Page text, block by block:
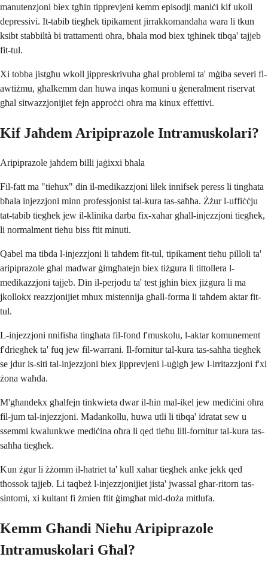
manutenzjoni biex tgħin tipprevjeni kemm episodji maniċi kif ukoll
depressivi. It-tabib tiegħek tipikament jirrakkomandaha wara li tkun
ksibt stabbiltà bi trattamenti oħra, bħala mod biex tgħinek tibqa' tajjeb
fit-tul.
Xi tobba jistgħu wkoll jippreskrivuha għal problemi ta' mġiba severi fl-
awtiżmu, għalkemm dan huwa inqas komuni u ġeneralment riservat
għal sitwazzjonijiet fejn approċċi oħra ma kinux effettivi.
Kif Jaħdem Aripiprazole Intramuskolari?
Aripiprazole jaħdem billi jaġixxi bħala
Fil-fatt ma "tieħux" din il-medikazzjoni lilek innifsek peress li tingħata
bħala injezzjoni minn professjonist tal-kura tas-saħħa. Żżur l-uffiċċju
tat-tabib tiegħek jew il-klinika darba fix-xahar għall-injezzjoni tiegħek,
li normalment tieħu biss ftit minuti.
Qabel ma tibda l-injezzjoni li taħdem fit-tul, tipikament tieħu pilloli ta'
aripiprazole għal madwar ġimgħatejn biex tiżgura li tittollera l-
medikazzjoni tajjeb. Din il-perjodu ta' test jgħin biex jiżgura li ma
jkollokx reazzjonijiet mhux mistennija għall-forma li taħdem aktar fit-
tul.
L-injezzjoni nnifisha tingħata fil-fond f'muskolu, l-aktar komunement
f'driegħek ta' fuq jew fil-warrani. Il-fornitur tal-kura tas-saħħa tiegħek
se jdur is-siti tal-injezzjoni biex jipprevjeni l-uġigħ jew l-irritazzjoni f'xi
żona waħda.
M'għandekx għalfejn tinkwieta dwar il-ħin mal-ikel jew mediċini oħra
fil-jum tal-injezzjoni. Madankollu, huwa utli li tibqa' idratat sew u
ssemmi kwalunkwe mediċina oħra li qed tieħu lill-fornitur tal-kura tas-
saħħa tiegħek.
Kun żgur li żżomm il-ħatriet ta' kull xahar tiegħek anke jekk qed
tħossok tajjeb. Li taqbeż l-injezzjonijiet jista' jwassal għar-ritorn tas-
sintomi, xi kultant fi żmien ftit ġimgħat mid-doża mitlufa.
Kemm Għandi Nieħu Aripiprazole
Intramuskolari Għal?